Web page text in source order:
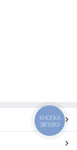
КНОПКА
ЗВ'ЯЗКУ